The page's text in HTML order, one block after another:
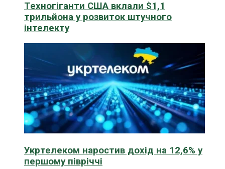
Техногіганти США вклали $1,1
трильйона у розвиток штучного
інтелекту
Укртелеком наростив дохід на 12,6% у
першому півріччі